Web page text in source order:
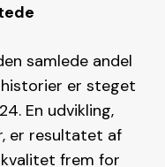
samlede andel
er steget
En udvikling,
er resultatet af
frem for